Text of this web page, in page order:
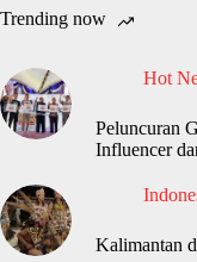
Trending now
Hot
Peluncuran
Influencer
Kalimantan